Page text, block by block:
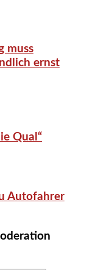
muss
ernst
Qual“
Autofahrer